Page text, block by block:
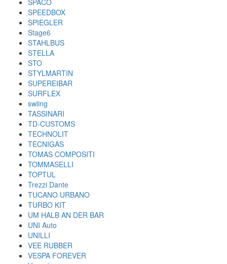
SPACO
SPEEDBOX
SPIEGLER
Stage6
STAHLBUS
STELLA
STO
STYLMARTIN
SUPEREIBAR
SURFLEX
swiing
TASSINARI
TD-CUSTOMS
TECHNOLIT
TECNIGAS
TOMAS COMPOSITI
TOMMASELLI
TOPTUL
Trezzi Dante
TUCANO URBANO
TURBO KIT
UM HALB AN DER BAR
UNI Auto
UNILLI
VEE RUBBER
VESPA FOREVER